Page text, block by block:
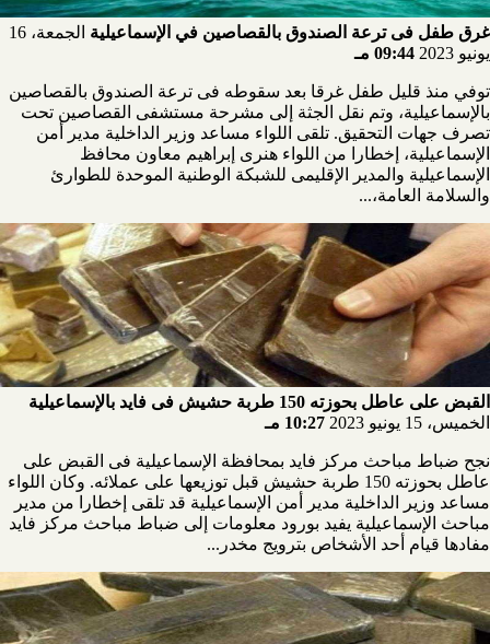
غرق طفل فى ترعة الصندوق بالقصاصين في الإسماعيلية
الجمعة، 16
يونيو 2023
09:44 مـ
توفي منذ قليل طفل غرقا بعد سقوطه فى ترعة الصندوق بالقصاصين
بالإسماعيلية، وتم نقل الجثة إلى مشرحة مستشفى القصاصين تحت
تصرف جهات التحقيق. تلقى اللواء مساعد وزير الداخلية مدير أمن
الإسماعيلية، إخطارا من اللواء هنرى إبراهيم معاون محافظ
الإسماعيلية والمدير الإقليمى للشبكة الوطنية الموحدة للطوارئ
والسلامة العامة،...
القبض على عاطل بحوزته 150 طربة حشيش فى فايد بالإسماعيلية
الخميس، 15 يونيو 2023
10:27 مـ
نجح ضباط مباحث مركز فايد بمحافظة الإسماعيلية فى القبض على
عاطل بحوزته 150 طربة حشيش قبل توزيعها على عملائه. وكان اللواء
مساعد وزير الداخلية مدير أمن الإسماعيلية قد تلقى إخطارا من مدير
مباحث الإسماعيلية يفيد بورود معلومات إلى ضباط مباحث مركز فايد
مفادها قيام أحد الأشخاص بترويج مخدر...